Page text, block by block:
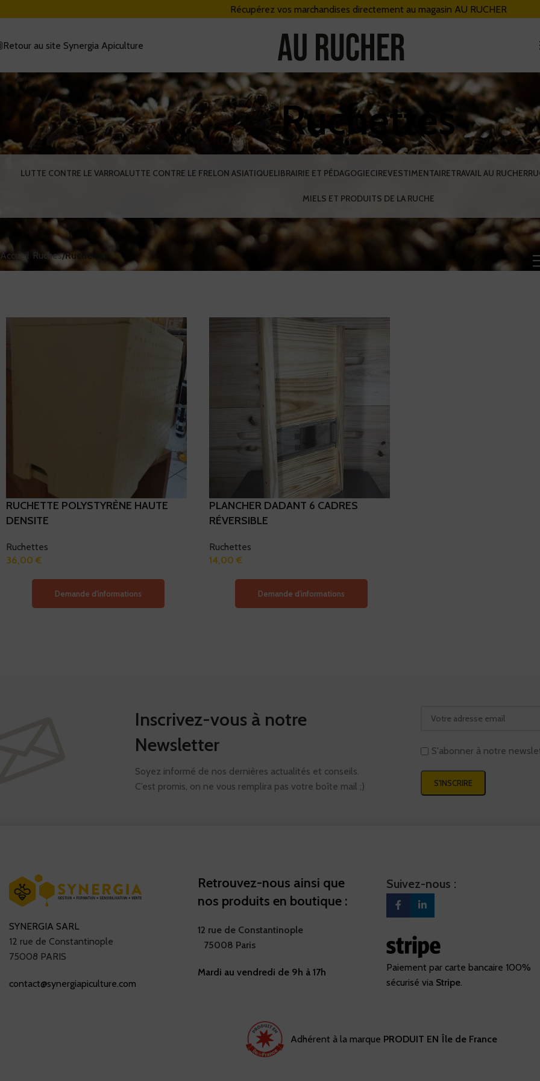
Nouveaux horaires
du magasin Au Rucher
Chers clients,
Nous vous informons desnouveaux horaires du magasin AU
Du mardi au vendredi de 9h à 17h
N'hésitez pas à nous contacter pour vous faire livrer
Récupérez vos marchandises directement au magasin AU RUCHER
Retour au site Synergia Apiculture
Ruchettes
LUTTE CONTRE LE VARROALUTTE CONTRE LE FRELON ASIATIQUELIBRAIRIE ET PÉDAGOGIECIREVESTIMENTAIRETRAVAIL AU RUCHER
MIELS ET PRODUITS DE LA RUCHE
Accueil Ruches/Ruchettes
RUCHETTE POLYSTYRÈNE HAUTE
DENSITE
Ruchettes
36,00 €
Demande d'informations
PLANCHER DADANT 6 CADRES
RÉVERSIBLE
Ruchettes
14,00 €
Demande d'informations
Inscrivez-vous à notre
Newsletter
Soyez informé de nos dernières actualités et conseils.
C’est promis, on ne vous remplira pas votre boîte mail ;)
S'abonner à notre
SYNERGIA SARL
12 rue de Constantinople
75008 PARIS
contact@synergiapiculture.com
Retrouvez-nous ainsi que
nos produits en boutique :
12 rue de Constantinople
75008 Paris
Mardi au vendredi de 9h à 17h
Suivez-nous :
Paiement par carte bancaire 100%
sécurisé via Stripe
Adhérent à la marque PRODUIT EN Île de France